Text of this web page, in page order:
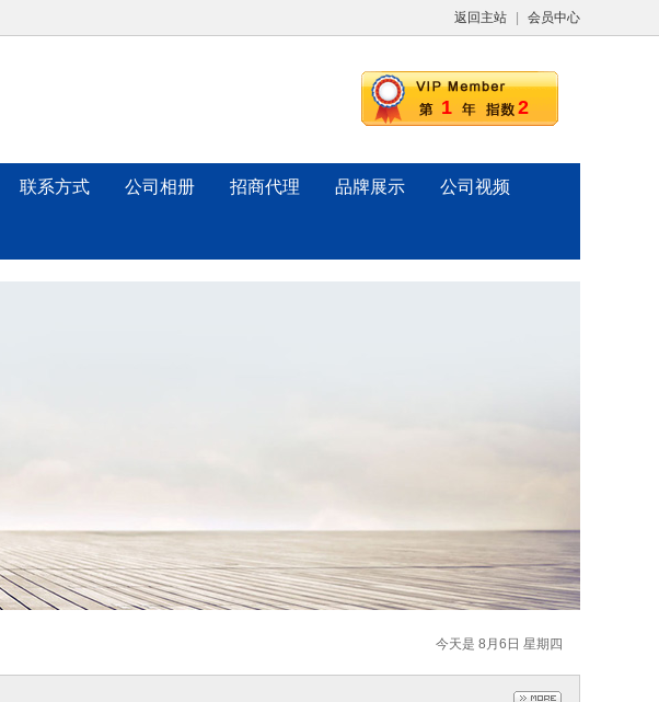
返回主站 会员中心
1 2
联系方式 公司相册 招商代理 品牌展示 公司视频
今天是 8月6日 星期四